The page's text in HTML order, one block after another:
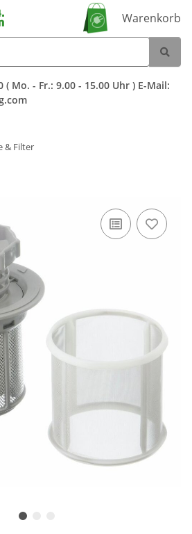
Warenkorb
( Mo. - Fr.: 9.00 - 15.00 Uhr ) E-Mail:
& Filter